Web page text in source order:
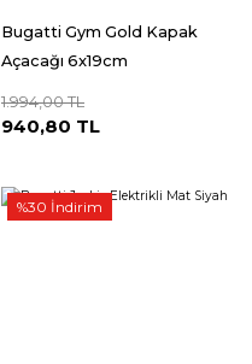
Bugatti Gym Gold Kapak
Açacağı 6x19cm
1.994,00 TL
940,80 TL
%30 İndirim